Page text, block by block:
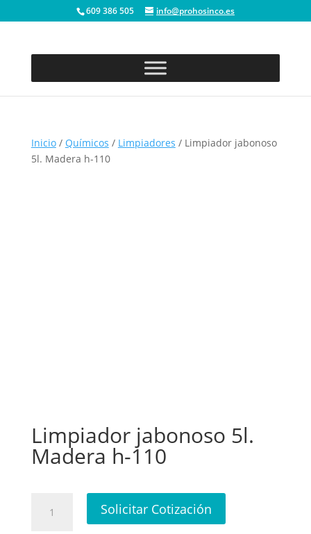
609 386 505 info@prohosinco.es
Inicio/ Químicos / Limpiadores / Limpiador jabonoso
5l. Madera h-110
Limpiador jabonoso 5l.
Madera h-110
jabonoso
Solicitar Cotización